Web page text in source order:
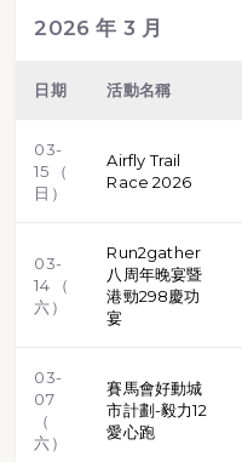
2026 年 3 月
日期 活動名稱
03-
15 （
日）
Airfly Trail
Race 2026
03-
14 （
六）
Run2gather
八周年晚宴暨
港勁298慶功
宴
03-
07
（
六）
賽馬會好動城
市計劃-毅力12
愛心跑